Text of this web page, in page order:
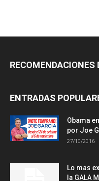
RECOMENDACIONES
ENTRADAS
Obama
por Joe
27/10/2016
Lo mas
la GALA